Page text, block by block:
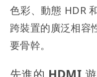
色彩、動態 HDR
跨裝置的廣泛相容
要骨幹。